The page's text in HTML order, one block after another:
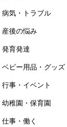
病気・トラブル
産後の悩み
発育発達
ベビー用品・グッズ
行事・イベント
幼稚園・保育園
仕事・働く